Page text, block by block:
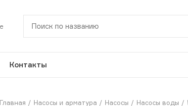
Контакты
Главная Насосы и арматура Насосы Насосы воды